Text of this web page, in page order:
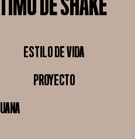
DE SHAKE
ESTILO DE VIDA
PROYECTO